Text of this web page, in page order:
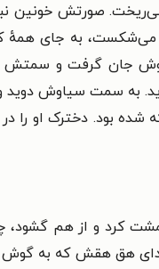
صورتش خونین
به جای همهٔ
جان گرفت و
به سمت سیاوش
بود. دخترک او را
کرد و از هم گشود،
صدای هق هقش که